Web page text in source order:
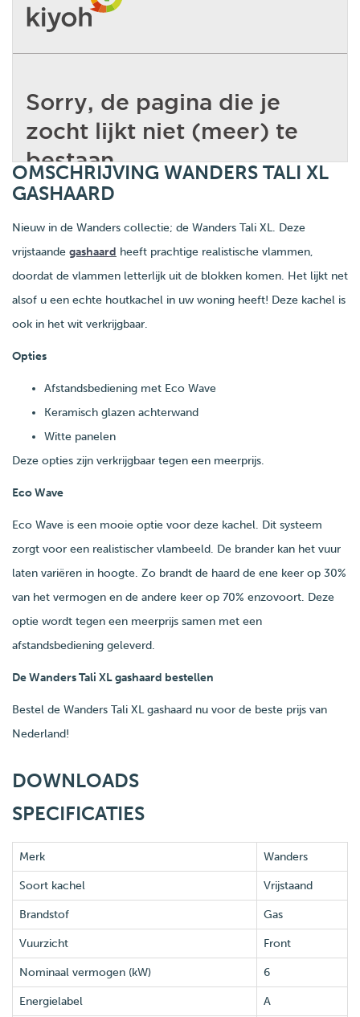
OMSCHRIJVING WANDERS TALI XL
GASHAARD
Nieuw in de Wanders collectie; de Wanders Tali XL. Deze
vrijstaande gashaard heeft prachtige realistische vlammen,
doordat de vlammen letterlijk uit de blokken komen. Het lijkt net
alsof u een echte houtkachel in uw woning heeft! Deze kachel is
ook in het wit verkrijgbaar.
Opties
Afstandsbediening met Eco Wave
Keramisch glazen achterwand
Witte panelen
Deze opties zijn verkrijgbaar tegen een meerprijs.
Eco Wave
Eco Wave is een mooie optie voor deze kachel. Dit systeem
zorgt voor een realistischer vlambeeld. De brander kan het vuur
laten variëren in hoogte. Zo brandt de haard de ene keer op 30%
van het vermogen en de andere keer op 70% enzovoort. Deze
optie wordt tegen een meerprijs samen met een
afstandsbediening geleverd.
De Wanders Tali XL gashaard bestellen
Bestel de Wanders Tali XL gashaard nu voor de beste prijs van
Nederland!
DOWNLOADS
SPECIFICATIES
Merk Wanders
Soort kachel Vrijstaand
Brandstof Gas
Vuurzicht Front
Nominaal vermogen (kW) 6
Energielabel A